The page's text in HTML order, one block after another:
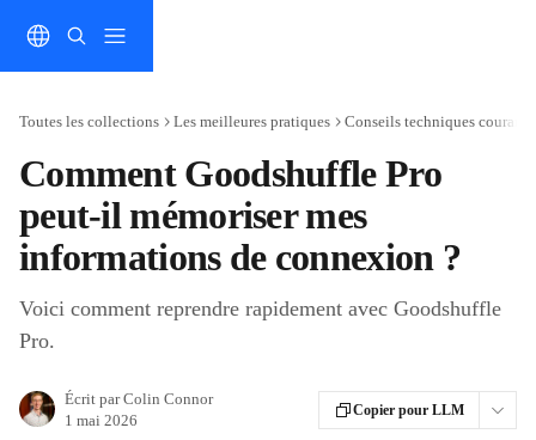
Toutes les collections Les meilleures pratiques Conseils techniques
Comment Goodshuffle Pro
peut-il mémoriser mes
informations de connexion ?
Voici comment reprendre rapidement avec Goodshuffle
Pro.
Écrit parColin Connor
1 mai 2026
Copier pour LLM